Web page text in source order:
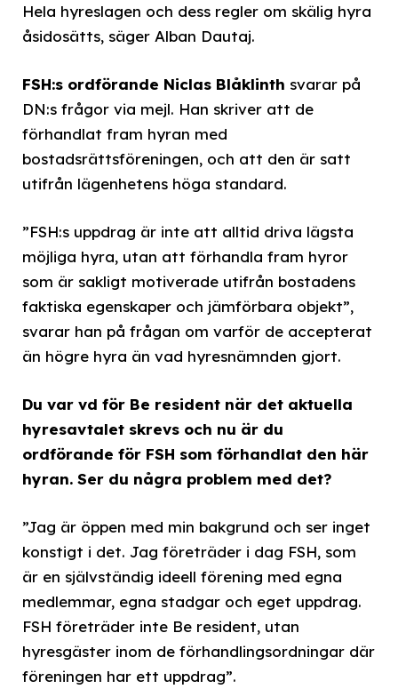
Hela hyreslagen och dess regler om skälig hyra
åsidosätts, säger Alban Dautaj.
FSH:s ordförande Niclas Blåklinth svarar på
DN:s frågor via mejl. Han skriver att de
förhandlat fram hyran med
bostadsrättsföreningen, och att den är satt
utifrån lägenhetens höga standard.
”FSH:s uppdrag är inte att alltid driva lägsta
möjliga hyra, utan att förhandla fram hyror
som är sakligt motiverade utifrån bostadens
faktiska egenskaper och jämförbara objekt”,
svarar han på frågan om varför de accepterat
än högre hyra än vad hyresnämnden gjort.
Du var vd för Be resident när det aktuella
hyresavtalet skrevs och nu är du
ordförande för FSH som förhandlat den här
hyran. Ser du några problem med det?
”Jag är öppen med min bakgrund och ser inget
konstigt i det. Jag företräder i dag FSH, som
är en självständig ideell förening med egna
medlemmar, egna stadgar och eget uppdrag.
FSH företräder inte Be resident, utan
hyresgäster inom de förhandlingsordningar där
föreningen har ett uppdrag”.